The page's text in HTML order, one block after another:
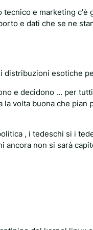
e marketing c'è
e dati che se ne
distribuzioni esotiche
e decidono … per
volta buona che
, i tedeschi si i
non si sarà